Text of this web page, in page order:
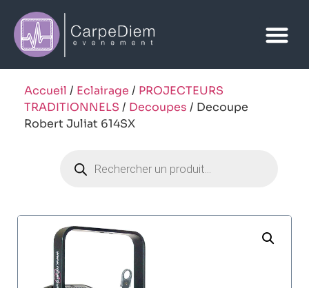
Accueil / Eclairage / PROJECTEURS
TRADITIONNELS / Decoupes / Decoupe
Robert Juliat 614SX